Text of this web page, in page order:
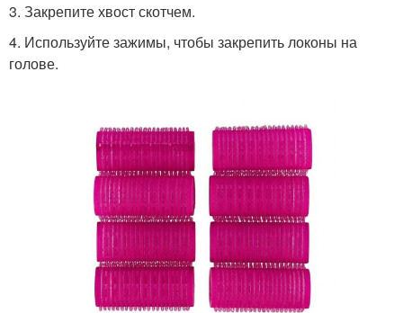
3. Закрепите хвост скотчем.
4. Используйте зажимы, чтобы закрепить локоны на
голове.